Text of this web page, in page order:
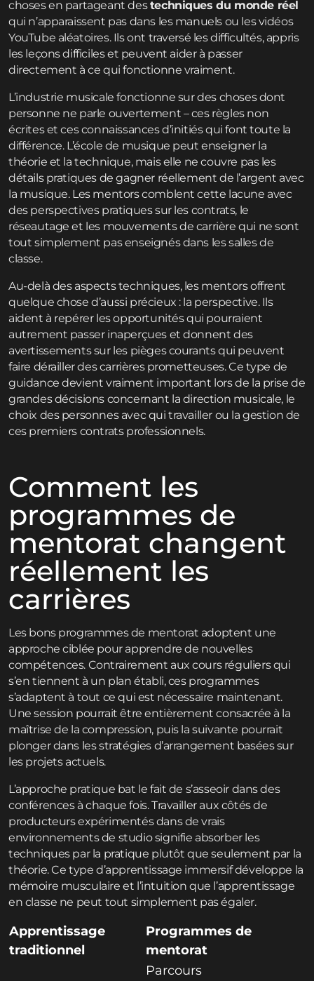
choses en partageant destechniques du monde réel
qui n’apparaissent pas dans les manuels ou les vidéos
YouTube aléatoires. Ils ont traversé les difficultés, appris
les leçons difficiles et peuvent aider à passer
directement à ce qui fonctionne vraiment.
L’industrie musicale fonctionne sur des choses dont
personne ne parle ouvertement – ces règles non
écrites et ces connaissances d’initiés qui font toute la
différence. L’école de musique peut enseigner la
théorie et la technique, mais elle ne couvre pas les
détails pratiques de gagner réellement de l’argent avec
la musique. Les mentors comblent cette lacune avec
des perspectives pratiques sur les contrats, le
réseautage et les mouvements de carrière qui ne sont
tout simplement pas enseignés dans les salles de
classe.
Au-delà des aspects techniques, les mentors offrent
quelque chose d’aussi précieux : la perspective. Ils
aident à repérer les opportunités qui pourraient
autrement passer inaperçues et donnent des
avertissements sur les pièges courants qui peuvent
faire dérailler des carrières prometteuses. Ce type de
guidance devient vraiment important lors de la prise de
grandes décisions concernant la direction musicale, le
choix des personnes avec qui travailler ou la gestion de
ces premiers contrats professionnels.
Comment les
programmes de
mentorat changent
réellement les
carrières
Les bons programmes de mentorat adoptent une
approche ciblée pour apprendre de nouvelles
compétences. Contrairement aux cours réguliers qui
s’en tiennent à un plan établi, ces programmes
s’adaptent à tout ce qui est nécessaire maintenant.
Une session pourrait être entièrement consacrée à la
maîtrise de la compression, puis la suivante pourrait
plonger dans les stratégies d’arrangement basées sur
les projets actuels.
L’approche pratique bat le fait de s’asseoir dans des
conférences à chaque fois. Travailler aux côtés de
producteurs expérimentés dans de vrais
environnements de studio signifie absorber les
techniques par la pratique plutôt que seulement par la
théorie. Ce type d’apprentissage immersif développe la
mémoire musculaire et l’intuition que l’apprentissage
en classe ne peut tout simplement pas égaler.
Apprentissage
traditionnel
Programmes de
mentorat
Parcours